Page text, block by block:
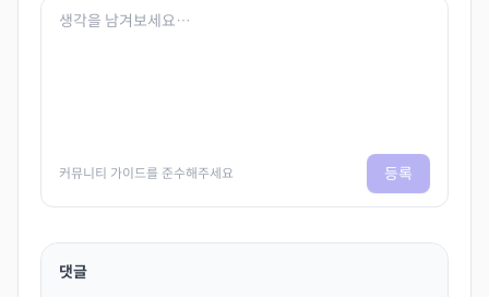
커뮤니티 가이드를 준수해주세요 등록
댓글